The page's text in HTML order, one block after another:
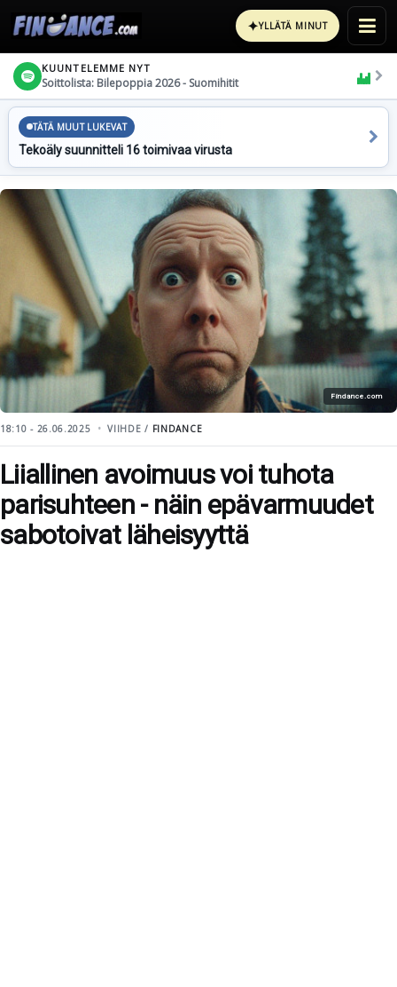
✦YLLÄTÄ MINUT
KUUNTELEMME NYT
Soittolista: Bilepoppia 2026 - Suomihitit
TÄTÄ MUUT LUKEVAT
Tekoäly suunnitteli 16 toimivaa virusta
Findance.com
18:10 - 26.06.2025 VIIHDE / FINDANCE
Liiallinen avoimuus voi tuhota
parisuhteen - näin epävarmuudet
sabotoivat läheisyyttä